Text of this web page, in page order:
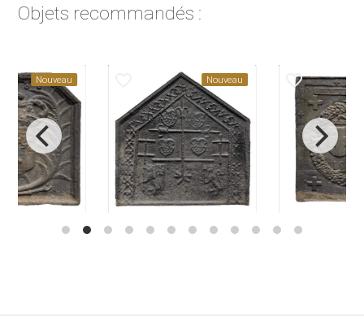
Objets recommandés :
Nouveau Nouveau favorite_border